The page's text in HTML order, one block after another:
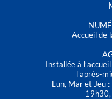
Accueil de
Installée à
l'après-
Lun, Mar et Jeu